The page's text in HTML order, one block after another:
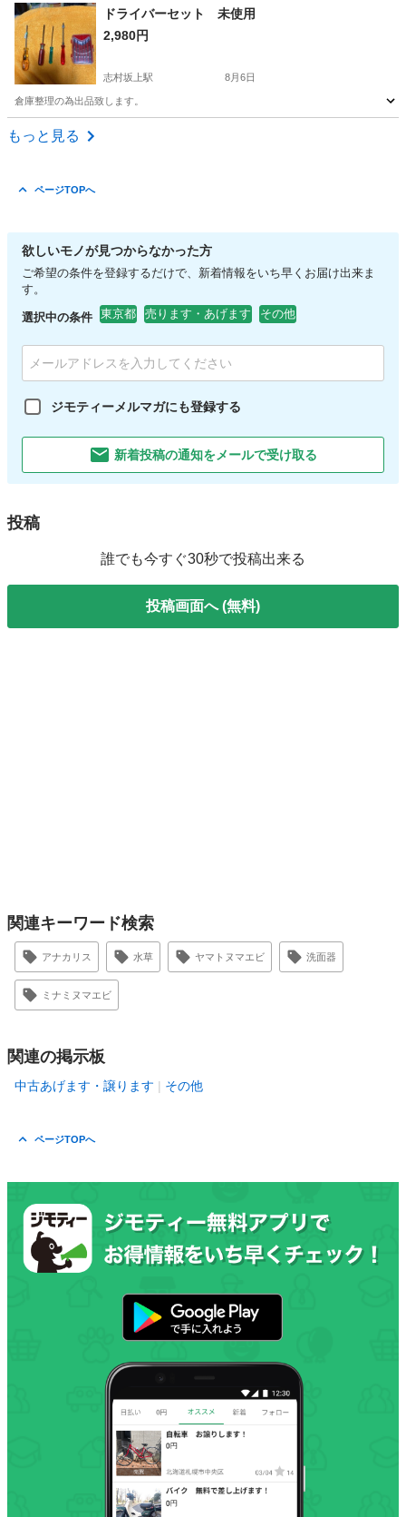
東京 杉並区 西荻窪駅 その他 クレンジングバーム
ドライバーセット 未使用
2,980円
志村坂上駅 8月6日
倉庫整理の為出品致します。
東京 板橋区
もっと見る
ページTOPへ
欲しいモノが見つからなかった方
ご希望の条件を登録するだけで、新着情報をいち早くお届け出来ま
す。
選択中の条件 東京都 売ります・あげます その他
ジモティーメルマガにも登録する
新着投稿の通知をメールで受け取る
投稿
誰でも今すぐ30秒で投稿出来る
投稿画面へ (無料)
関連キーワード検索
アナカリス 水草 ヤマトヌマエビ 洗面器
ミナミヌマエビ
関連の掲示板
中古あげます・譲ります その他
ページTOPへ